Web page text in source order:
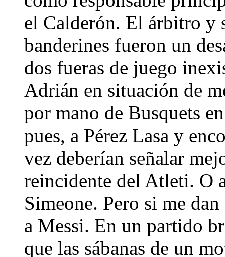
el Calderón. El árbitro y
banderines fueron un
dos fueras de juego
Adrián en situación de
por mano de Busquets
pues, a Pérez Lasa y
vez deberían señalar
reincidente del Atleti. O
Simeone. Pero si me
a Messi. En un partido
que las sábanas de un